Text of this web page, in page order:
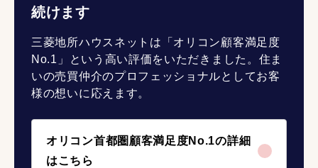
続けます
三菱地所ハウスネットは「オリコン顧客満足度
No.1」という高い評価をいただきました。住ま
いの売買仲介のプロフェッショナルとしてお客
様の想いに応えます。
オリコン首都圏顧客満足度No.1の詳細
はこちら